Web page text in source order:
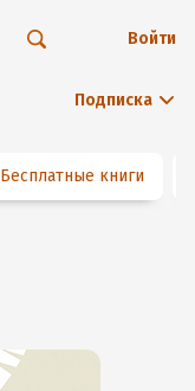
Подписка
Войти
Бесплатные книги